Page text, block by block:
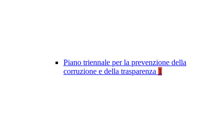
Piano triennale per la prevenzione della
corruzione e della trasparenza 1